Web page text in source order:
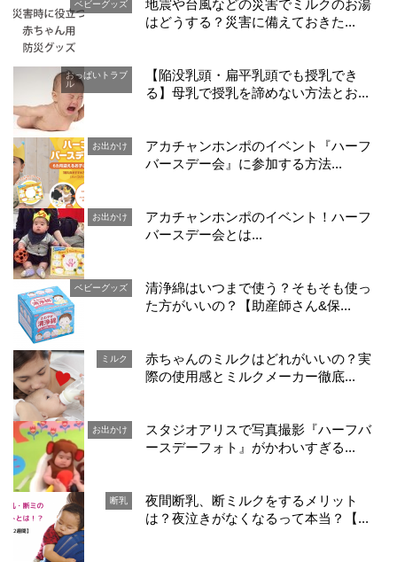
ベビーグッズ
地震や台風などの災害でミルクのお湯
はどうする？災害に備えておきた...
おっぱいトラブ
ル
【陥没乳頭・扁平乳頭でも授乳でき
る】母乳で授乳を諦めない方法とお...
お出かけ
アカチャンホンポのイベント『ハーフ
バースデー会』に参加する方法...
お出かけ
アカチャンホンポのイベント！ハーフ
バースデー会とは...
ベビーグッズ
清浄綿はいつまで使う？そもそも使っ
た方がいいの？【助産師さん&保...
ミルク
赤ちゃんのミルクはどれがいいの？実
際の使用感とミルクメーカー徹底...
お出かけ
スタジオアリスで写真撮影『ハーフバ
ースデーフォト』がかわいすぎる...
断乳
夜間断乳、断ミルクをするメリット
は？夜泣きがなくなるって本当？【...